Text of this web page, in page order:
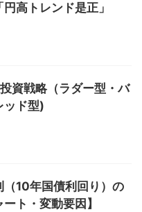
高トレンド是正」
資戦略（ラダー型・バ
ッド型)
（10年国債利回り）の
ト・変動要因】